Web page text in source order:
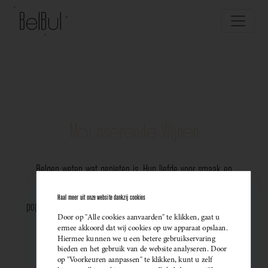
Belgen weten wat genieten is. Hun liefde voor smaak en
populariteit van Belgische mousserende wijnen. Meer dan ooit
kiezen ze bewust voor lokale bubbels — ideaal als
sprankelend aperitief of als verfijnde match bij een
gastronomisch diner. Santé!
Haal meer uit onze website dankzij cookies
Door op "Alle cookies aanvaarden" te klikken, gaat u
ermee akkoord dat wij cookies op uw apparaat opslaan.
Hiermee kunnen we u een betere gebruikservaring
bieden en het gebruik van de website analyseren. Door
op "Voorkeuren aanpassen" te klikken, kunt u zelf